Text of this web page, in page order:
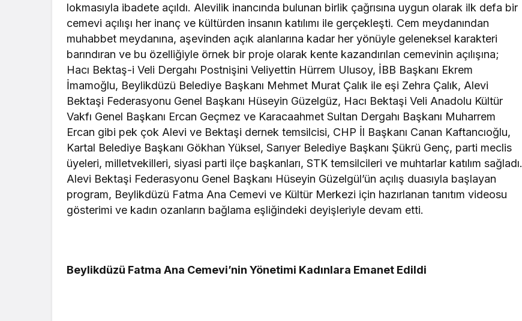
lokmasıyla ibadete açıldı. Alevilik inancında bulunan birlik çağrısına uygun olarak ilk defa bir
cemevi açılışı her inanç ve kültürden insanın katılımı ile gerçekleşti. Cem meydanından
muhabbet meydanına, aşevinden açık alanlarına kadar her yönüyle geleneksel karakteri
barındıran ve bu özelliğiyle örnek bir proje olarak kente kazandırılan cemevinin açılışına;
Hacı Bektaş-i Veli Dergahı Postnişini Veliyettin Hürrem Ulusoy, İBB Başkanı Ekrem
İmamoğlu, Beylikdüzü Belediye Başkanı Mehmet Murat Çalık ile eşi Zehra Çalık, Alevi
Bektaşi Federasyonu Genel Başkanı Hüseyin Güzelgüz, Hacı Bektaşi Veli Anadolu Kültür
Vakfı Genel Başkanı Ercan Geçmez ve Karacaahmet Sultan Dergahı Başkanı Muharrem
Ercan gibi pek çok Alevi ve Bektaşi dernek temsilcisi, CHP İl Başkanı Canan Kaftancıoğlu,
Kartal Belediye Başkanı Gökhan Yüksel, Sarıyer Belediye Başkanı Şükrü Genç, parti meclis
üyeleri, milletvekilleri, siyasi parti ilçe başkanları, STK temsilcileri ve muhtarlar katılım sağladı.
Alevi Bektaşi Federasyonu Genel Başkanı Hüseyin Güzelgül’ün açılış duasıyla başlayan
program, Beylikdüzü Fatma Ana Cemevi ve Kültür Merkezi için hazırlanan tanıtım videosu
gösterimi ve kadın ozanların bağlama eşliğindeki deyişleriyle devam etti.
Beylikdüzü Fatma Ana Cemevi’nin Yönetimi Kadınlara Emanet Edildi